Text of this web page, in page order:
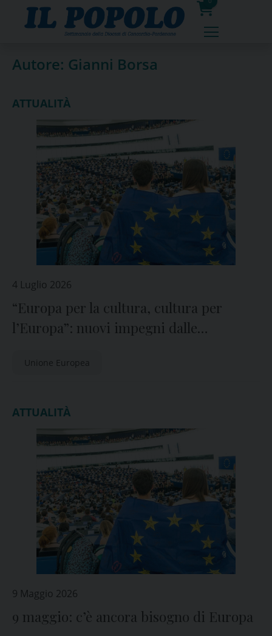
0
prodotti
Autore: Gianni Borsa
ATTUALITÀ
4 Luglio 2026
“Europa per la cultura, cultura per
l’Europa”: nuovi impegni dalle
Unione Europea
ATTUALITÀ
9 Maggio 2026
9 maggio: c’è ancora bisogno di Europa